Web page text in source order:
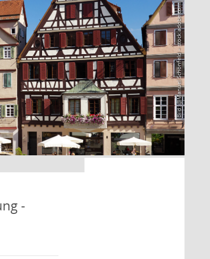
Bild: @Manuel Schönfeld – stock.adobe.com
-